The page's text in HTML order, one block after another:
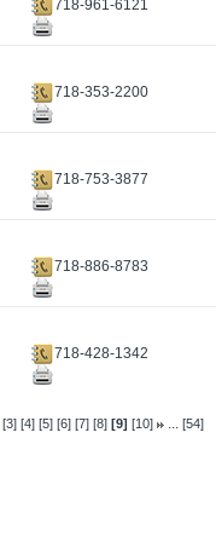
718-961-6121
718-353-2200
718-753-3877
718-886-8783
718-428-1342
[3] [4] [5] [6] [7] [8] [9] [10] ... [54]